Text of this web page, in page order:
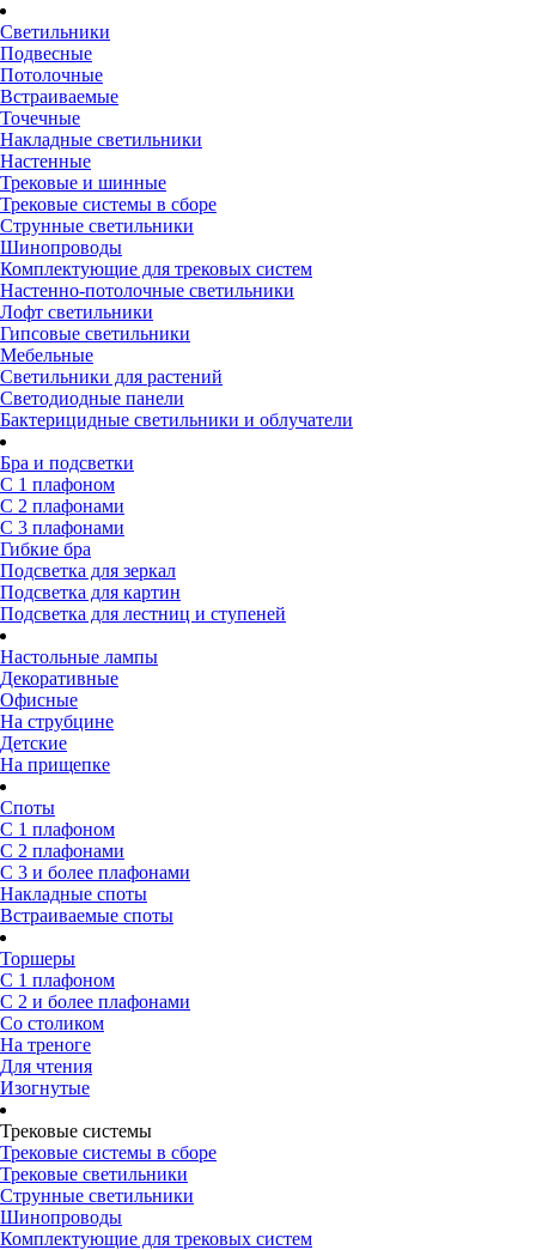
Светильники
Подвесные
Потолочные
Встраиваемые
Точечные
Накладные светильники
Настенные
Трековые и шинные
Трековые системы в сборе
Струнные светильники
Шинопроводы
Комплектующие для трековых систем
Настенно-потолочные светильники
Лофт светильники
Гипсовые светильники
Мебельные
Светильники для растений
Светодиодные панели
Бактерицидные светильники и облучатели
Бра и подсветки
С 1 плафоном
С 2 плафонами
С 3 плафонами
Гибкие бра
Подсветка для зеркал
Подсветка для картин
Подсветка для лестниц и ступеней
Настольные лампы
Декоративные
Офисные
На струбцине
Детские
На прищепке
Споты
С 1 плафоном
С 2 плафонами
С 3 и более плафонами
Накладные споты
Встраиваемые споты
Торшеры
С 1 плафоном
С 2 и более плафонами
Со столиком
На треноге
Для чтения
Изогнутые
Трековые системы
Трековые системы в сборе
Трековые светильники
Струнные светильники
Шинопроводы
Комплектующие для трековых систем